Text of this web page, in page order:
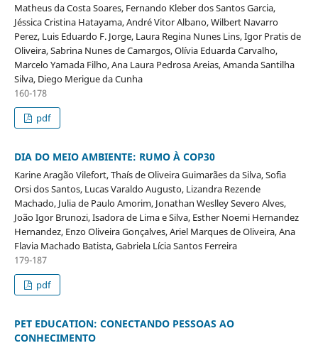
Matheus da Costa Soares, Fernando Kleber dos Santos Garcia,
Jéssica Cristina Hatayama, André Vitor Albano, Wilbert Navarro
Perez, Luis Eduardo F. Jorge, Laura Regina Nunes Lins, Igor Pratis de
Oliveira, Sabrina Nunes de Camargos, Olívia Eduarda Carvalho,
Marcelo Yamada Filho, Ana Laura Pedrosa Areias, Amanda Santilha
Silva, Diego Merigue da Cunha
160-178
pdf
DIA DO MEIO AMBIENTE: RUMO À COP30
Karine Aragão Vilefort, Thaís de Oliveira Guimarães da Silva, Sofia
Orsi dos Santos, Lucas Varaldo Augusto, Lizandra Rezende
Machado, Julia de Paulo Amorim, Jonathan Weslley Severo Alves,
João Igor Brunozi, Isadora de Lima e Silva, Esther Noemi Hernandez
Hernandez, Enzo Oliveira Gonçalves, Ariel Marques de Oliveira, Ana
Flavia Machado Batista, Gabriela Lícia Santos Ferreira
179-187
pdf
PET EDUCATION: CONECTANDO PESSOAS AO
CONHECIMENTO